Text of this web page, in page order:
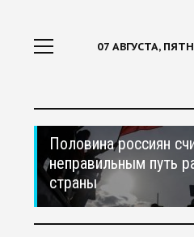
07 АВГУСТА,
Половина россиян
неправильным путь
страны